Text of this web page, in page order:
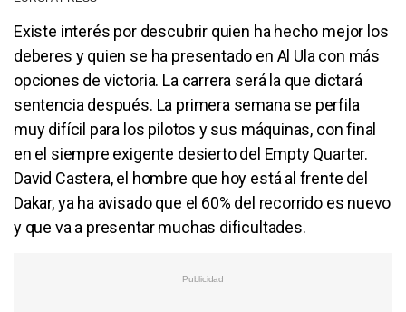
Existe interés por descubrir quien ha hecho mejor los
deberes y quien se ha presentado en Al Ula con más
opciones de victoria. La carrera será la que dictará
sentencia después. La primera semana se perfila
muy difícil para los pilotos y sus máquinas, con final
en el siempre exigente desierto del Empty Quarter.
David Castera, el hombre que hoy está al frente del
Dakar, ya ha avisado que el 60% del recorrido es nuevo
y que va a presentar muchas dificultades.